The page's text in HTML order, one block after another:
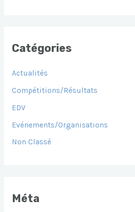
Catégories
Actualités
Compétitions/Résultats
EDV
Evénements/Organisations
Non Classé
Méta